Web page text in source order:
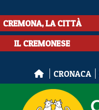
CREMONA, LA CITTÀ
IL CREMONESE
CRONACA